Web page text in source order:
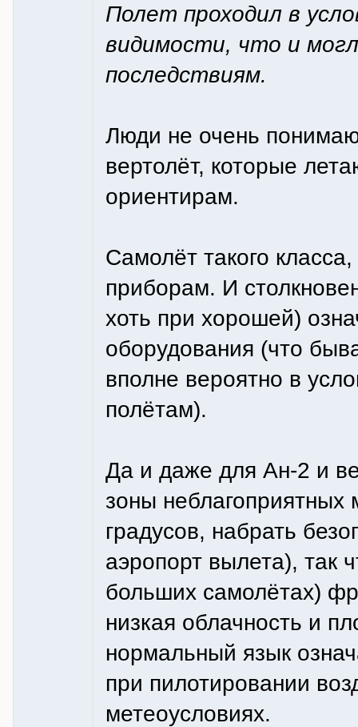
Полет проходил в
видимости, что и
последствиям.
Люди не очень
вертолёт, которые
ориентирам.
Самолёт такого
приборам. И
хоть при хорошей)
оборудования (что
вполне вероятно в
полётам).
Да и даже для Ан-2 и
зоны неблагоприятных
градусов, набрать
аэропорт вылета), так
больших самолётах)
низкая облачность и
нормальный язык
при пилотировании
метеоусловиях.